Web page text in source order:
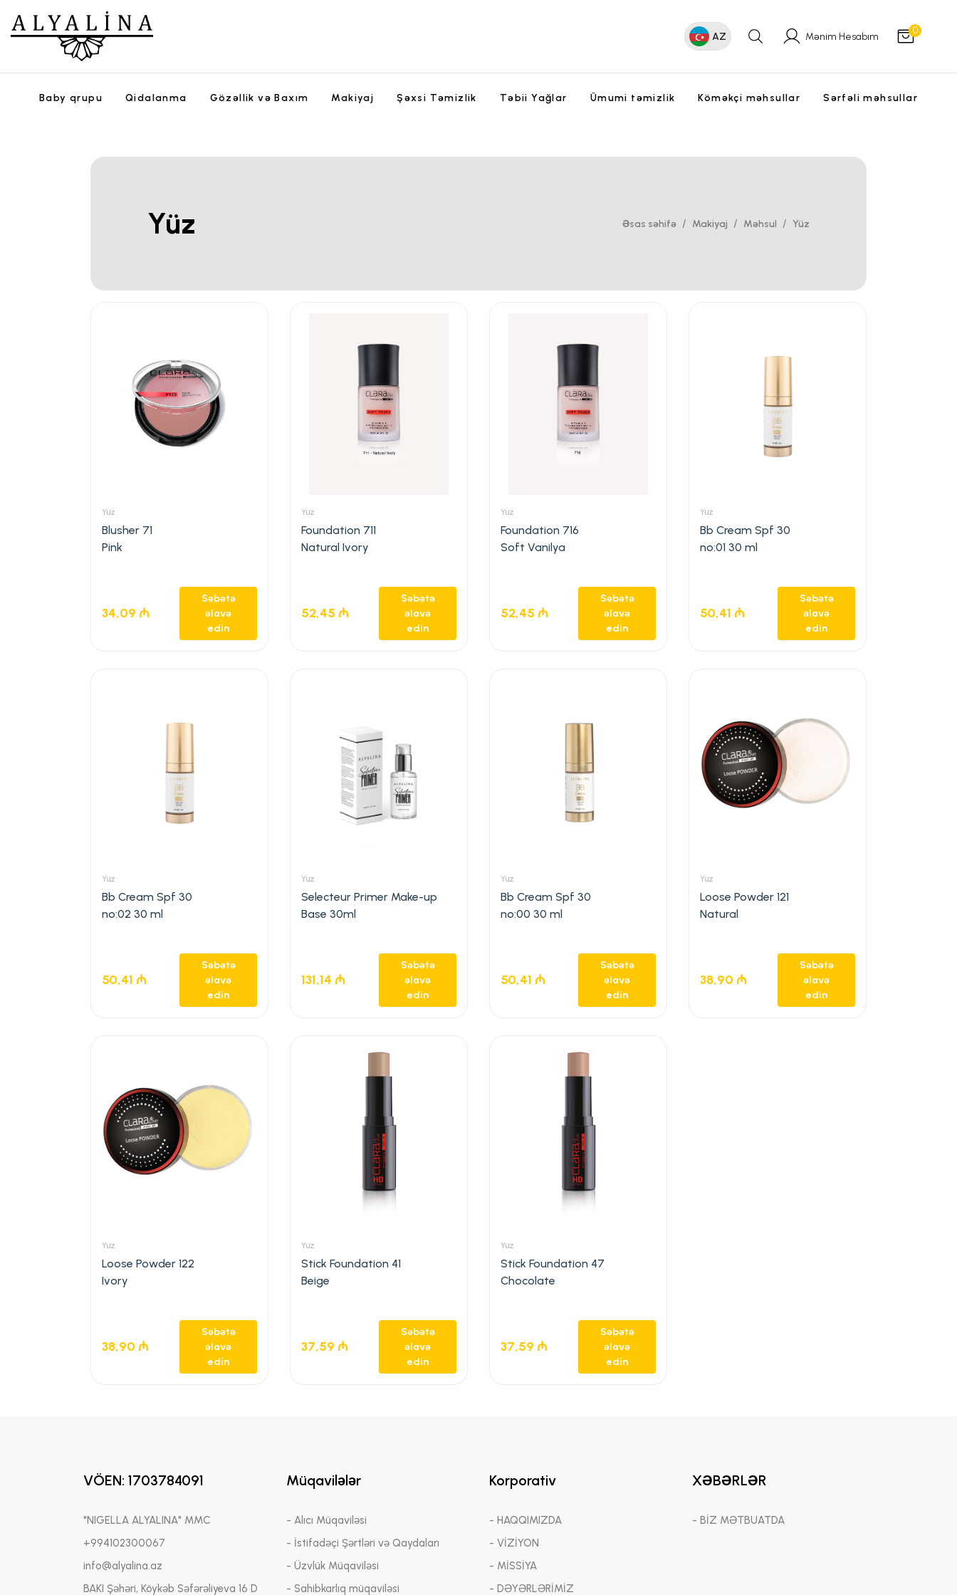
AZ Mənim Hesabım 0
Baby qrupu Qidalanma Gözəllik və Baxım Makiyaj Şəxsi Təmizlik Təbii Yağlar Ümumi təmizlik Köməkçi məhsullar Sərfəli məhsullar
Yüz Əsas səhifə Makiyaj Məhsul Yüz
Yüz
Blusher 71
Pink
34,09 ₼
Səbətə
əlavə
edin
Yüz
Foundation 711
Natural Ivory
52,45 ₼
Səbətə
əlavə
edin
Yüz
Foundation 716
Soft Vanilya
52,45 ₼
Səbətə
əlavə
edin
Yüz
Bb Cream Spf 30
no:01 30 ml
50,41 ₼
Səbətə
əlavə
edin
Yüz
Bb Cream Spf 30
no:02 30 ml
50,41 ₼
Səbətə
əlavə
edin
Yüz
Selecteur Primer Make-up
Base 30ml
131,14 ₼
Səbətə
əlavə
edin
Yüz
Bb Cream Spf 30
no:00 30 ml
50,41 ₼
Səbətə
əlavə
edin
Yüz
Loose Powder 121
Natural
38,90 ₼
Səbətə
əlavə
edin
Yüz
Loose Powder 122
Ivory
38,90 ₼
Səbətə
əlavə
edin
Yüz
Stick Foundation 41
Beige
37,59 ₼
Səbətə
əlavə
edin
Yüz
Stick Foundation 47
Chocolate
37,59 ₼
Səbətə
əlavə
edin
VÖEN: 1703784091
"NIGELLA ALYALINA" MMC
+994102300067
info@alyalina.az
BAKI Şəhəri, Köykəb Səfərəliyeva 16 D
Müqavilələr
- Alıcı Müqaviləsi
- İstifadəçi Şərtləri və Qaydaları
- Üzvlük Müqaviləsi
- Sahibkarlıq müqaviləsi
Korporativ
- HAQQIMIZDA
- VİZİYON
- MİSSİYA
- DƏYƏRLƏRİMİZ
XƏBƏRLƏR
- BİZ MƏTBUATDA